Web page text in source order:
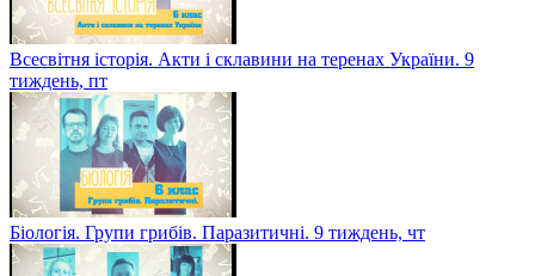
Всесвітня історія. Акти і склавини на теренах України. 9
тиждень, пт
Біологія. Групи грибів. Паразитичні. 9 тиждень, чт